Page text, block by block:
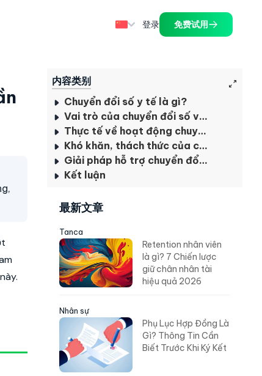
登录 免费试用
内容类别
Chuyển đổi số y tế là gì?
Vai trò của chuyển đổi số với ngành y tế
Thực tế về hoạt động chuyển đổi số y tế tại Việt Nam
Khó khăn, thách thức của chuyển đổi số y tế
Giải pháp hỗ trợ chuyển đổi số y tế thành công
Kết luận
最新文章
Tanca
Retention nhân viên
là gì? 7 Chiến lược
giữ chân nhân tài
hiệu quả 2026
Nhân sự
Phụ Lục Hợp Đồng Là
Gì? Thông Tin Cần
Biết Trước Khi Ký Kết